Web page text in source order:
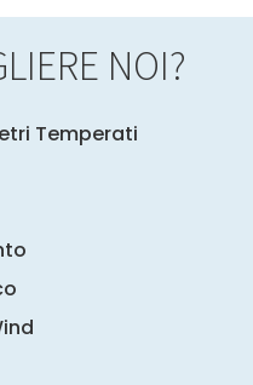
NOI?
Temperati